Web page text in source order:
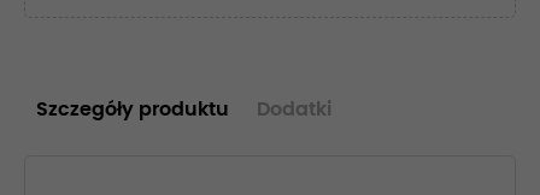
Szczegóły produktu Dodatki